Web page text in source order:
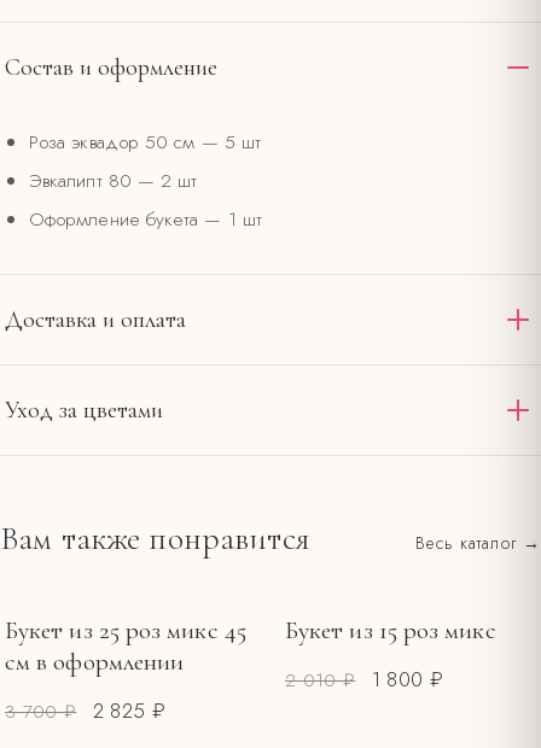
Состав и оформление
Роза эквадор 50 см — 5 шт
Эвкалипт 80 — 2 шт
Оформление букета — 1 шт
Доставка и оплата
Доставляем по Омску и области круглосуточно. Стандартная
Все тарифы и зоны →
Уход за цветами
Держите букет вдали от прямого солнца, сквозняков и
Меняйте воду каждые 1–2 дня, обновляйте срез.
Вам также понравится Весь каталог →
РАСПРОДАЖА
Букет из 25 роз микс 45
см в оформлении
3 700 ₽ 2 825 ₽
РАСПРОДАЖА
Букет из 15 роз микс
2 010 ₽ 1 800 ₽